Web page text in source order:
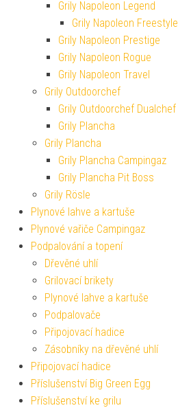
Grily Napoleon Legend
Grily Napoleon Freestyle
Grily Napoleon Prestige
Grily Napoleon Rogue
Grily Napoleon Travel
Grily Outdoorchef
Grily Outdoorchef Dualchef
Grily Plancha
Grily Plancha
Grily Plancha Campingaz
Grily Plancha Pit Boss
Grily Rösle
Plynové lahve a kartuše
Plynové vařiče Campingaz
Podpalování a topení
Dřevěné uhlí
Grilovací brikety
Plynové lahve a kartuše
Podpalovače
Připojovací hadice
Zásobníky na dřevěné uhlí
Připojovací hadice
Příslušenství Big Green Egg
Příslušenství ke grilu